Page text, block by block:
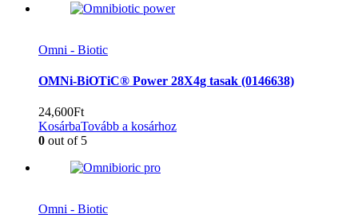
Omni - Biotic
OMNi-BiOTiC® Power 28X4g tasak (0146638)
24,600Ft
KosárbaTovább a kosárhoz
0 out of 5
Omni - Biotic